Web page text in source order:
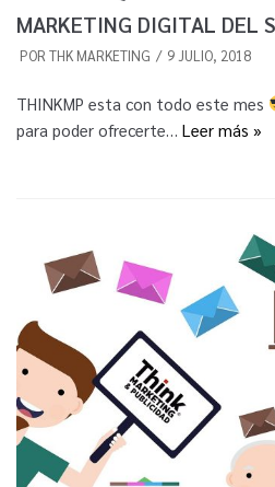
MARKETING DIGITAL DEL
POR THK MARKETING 9 JULIO, 2018
THINKMP esta con todo este mes
para poder ofrecerte… Leer más »